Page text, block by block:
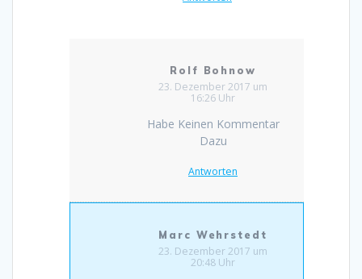
Rolf Bohnow
23. Dezember 2017 um
16:26 Uhr
Habe Keinen Kommentar
Dazu
Antworten
Marc Wehrstedt
23. Dezember 2017 um
20:48 Uhr